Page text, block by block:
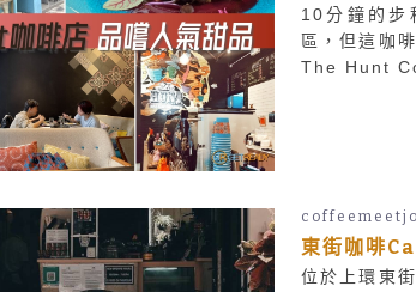
10分鐘的
區，但這咖
The Hunt
東街咖啡
位於上環東